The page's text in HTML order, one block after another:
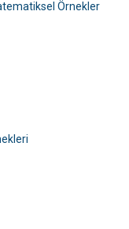
Örnekler